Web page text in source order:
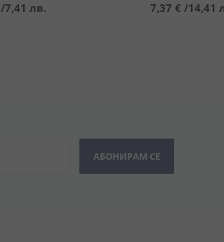
/7,41 лв. 7,37 € /14,41
АБОНИРАМ СЕ